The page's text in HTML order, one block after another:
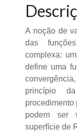
A noção de
das
complexa:
define uma
princípio
procedimento
podem ser
superfície de